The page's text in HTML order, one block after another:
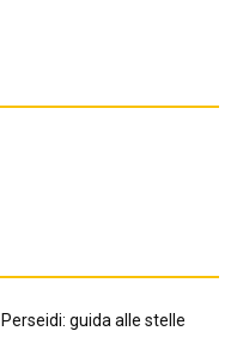
guida alle stelle